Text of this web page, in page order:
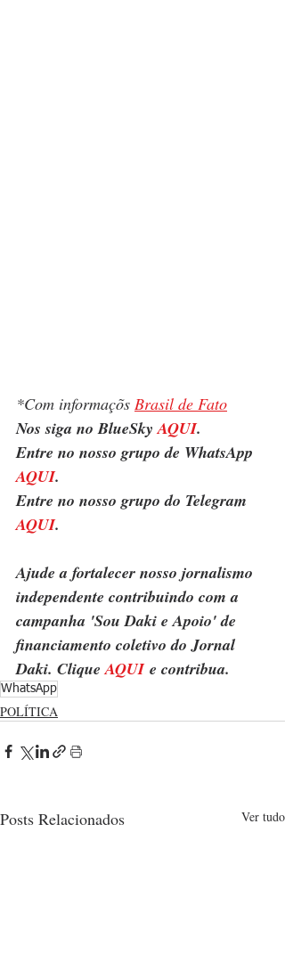
*Com informaçõs Brasil de Fato
Nos siga no BlueSky AQUI.
Entre no nosso grupo de WhatsApp
AQUI.
Entre no nosso grupo do Telegram
AQUI.
Ajude a fortalecer nosso jornalismo
independente contribuindo com a
campanha 'Sou Daki e Apoio' de
financiamento coletivo do Jornal
Daki. Clique AQUI e contribua.
WhatsApp
POLÍTICA
Posts Relacionados Ver tudo